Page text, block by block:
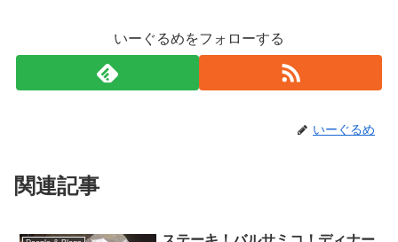
いーぐるめをフォローする
いーぐるめ
関連記事